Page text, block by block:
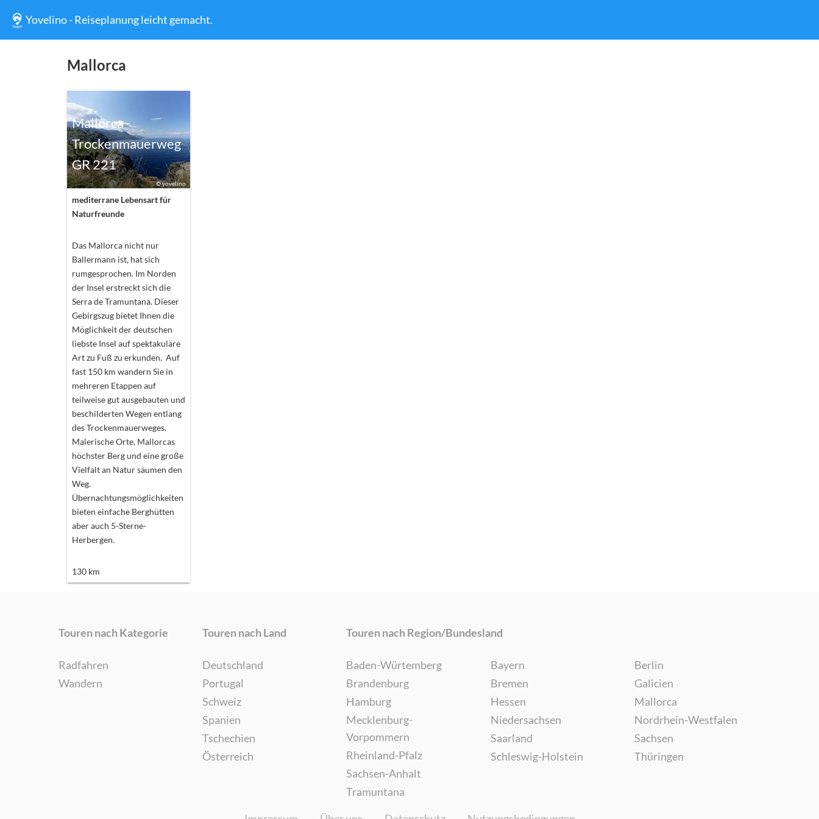
Yovelino - Reiseplanung leicht gemacht.
Mallorca
©yovelino
Mallorca -
Trockenmauerweg
GR 221
mediterrane Lebensart für
Naturfreunde
Das Mallorca nicht nur
Ballermann ist, hat sich
rumgesprochen. Im Norden
der Insel erstreckt sich die
Serra de Tramuntana. Dieser
Gebirgszug bietet Ihnen die
Möglichkeit der deutschen
liebste Insel auf spektakuläre
Art zu Fuß zu erkunden. Auf
fast 150 km wandern Sie in
mehreren Etappen auf
teilweise gut ausgebauten und
beschilderten Wegen entlang
des Trockenmauerweges.
Malerische Orte, Mallorcas
höchster Berg und eine große
Vielfalt an Natur säumen den
Weg.
Übernachtungsmöglichkeiten
bieten einfache Berghütten
aber auch 5-Sterne-
Herbergen.
130km
Touren nach Kategorie
Radfahren
Wandern
Touren nach Land
Deutschland
Portugal
Schweiz
Spanien
Tschechien
Österreich
Touren nach Region/Bundesland
Baden-Würtemberg
Brandenburg
Hamburg
Mecklenburg-
Vorpommern
Rheinland-Pfalz
Sachsen-Anhalt
Tramuntana
Bayern
Bremen
Hessen
Niedersachsen
Saarland
Schleswig-Holstein
Berlin
Galicien
Mallorca
Nordrhein-Westfalen
Sachsen
Thüringen